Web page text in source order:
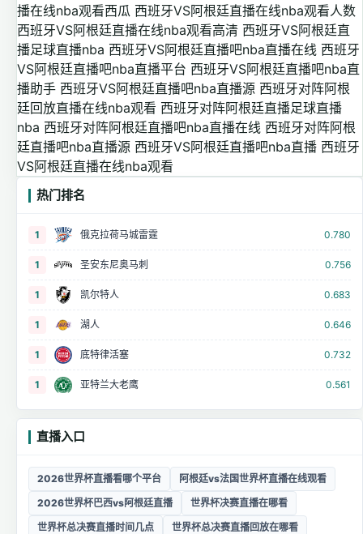
播在线nba观看西瓜 西班牙VS阿根廷直播在线nba观看人数
西班牙VS阿根廷直播在线nba观看高清 西班牙VS阿根廷直
播足球直播nba 西班牙VS阿根廷直播吧nba直播在线 西班牙
VS阿根廷直播吧nba直播平台 西班牙VS阿根廷直播吧nba直
播助手 西班牙VS阿根廷直播吧nba直播源 西班牙对阵阿根
廷回放直播在线nba观看 西班牙对阵阿根廷直播足球直播
nba 西班牙对阵阿根廷直播吧nba直播在线 西班牙对阵阿根
廷直播吧nba直播源 西班牙VS阿根廷直播吧nba直播 西班牙
VS阿根廷直播在线nba观看
热门排名
1 俄克拉荷马城雷霆 0.780
1 圣安东尼奥马刺 0.756
1 凯尔特人 0.683
1 湖人 0.646
1 底特律活塞 0.732
1 亚特兰大老鹰 0.561
直播入口
2026世界杯直播看哪个平台
阿根廷vs法国世界杯直播在线观看
2026世界杯巴西vs阿根廷直播
世界杯决赛直播在哪看
世界杯总决赛直播时间几点
世界杯总决赛直播回放在哪看